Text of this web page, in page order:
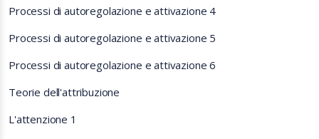
Processi di autoregolazione e attivazione 4
Processi di autoregolazione e attivazione 5
Processi di autoregolazione e attivazione 6
Teorie dell'attribuzione
L'attenzione 1